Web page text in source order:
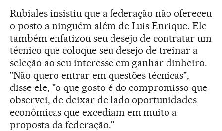
Rubiales insistiu que a federação não ofereceu
o posto a ninguém além de Luis Enrique. Ele
também enfatizou seu desejo de contratar um
técnico que coloque seu desejo de treinar a
seleção ao seu interesse em ganhar dinheiro.
"Não quero entrar em questões técnicas",
disse ele, "o que gosto é do compromisso que
observei, de deixar de lado oportunidades
econômicas que excediam em muito a
proposta da federação."